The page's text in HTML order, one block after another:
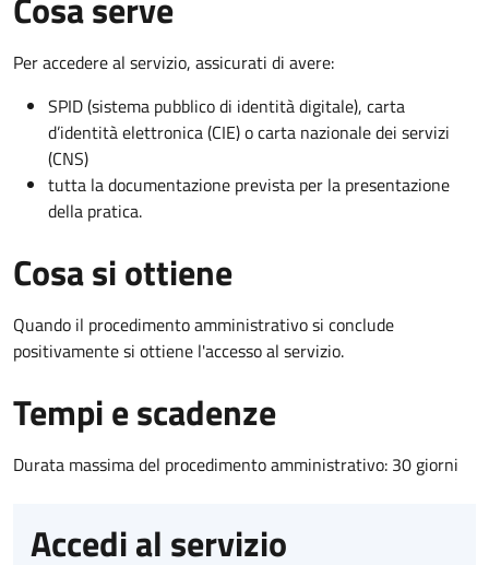
Per accedere al servizio, assicurati di avere:
SPID (sistema pubblico di identità digitale), carta
d’identità elettronica (CIE) o carta nazionale dei servizi
(CNS)
tutta la documentazione prevista per la presentazione
della pratica.
Cosa si ottiene
Quando il procedimento amministrativo si conclude
positivamente si ottiene l'accesso al servizio.
Tempi e scadenze
Durata massima del procedimento amministrativo: 30 giorni
Accedi al servizio